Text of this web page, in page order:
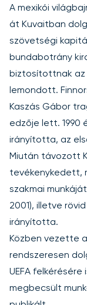
A mexikói
át Kuvaitban
szövetségi
bundabotrány
biztosítottnak az
lemondott.
Kaszás Gábor
edzője lett. 1990
irányította, az
Miután távozott
tevékenykedett,
szakmai
2001), illetve
irányította.
Közben vezette
rendszeresen
UEFA
megbecsült